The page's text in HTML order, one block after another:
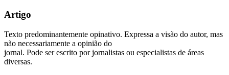
Artigo
Texto predominantemente opinativo. Expressa a visão do autor, mas
não necessariamente a opinião do
jornal. Pode ser escrito por jornalistas ou especialistas de áreas
diversas.